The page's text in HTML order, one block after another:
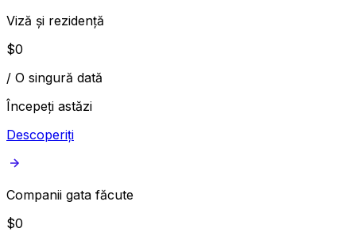
Viză și rezidență
$0
/ O singură dată
Începeți astăzi
Descoperiți
Companii gata făcute
$0